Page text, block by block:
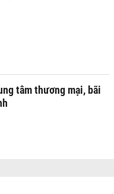
tâm thương mại, bãi